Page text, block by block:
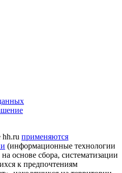
применяются
(информационные технологии
основе сбора, систематизации
к предпочтениям